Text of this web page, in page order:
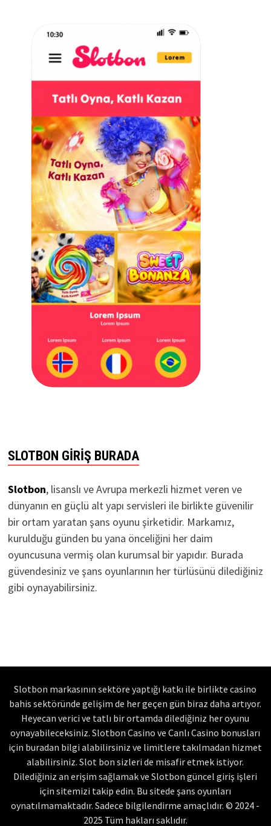
SLOTBON GIRIŞ BURADA
Slotbon, lisanslı ve Avrupa merkezli hizmet veren ve
dünyanın en güçlü alt yapı servisleri ile birlikte güvenilir
bir ortam yaratan şans oyunu şirketidir. Markamız,
kurulduğu günden bu yana önceliğini her daim
oyuncusuna vermiş olan kurumsal bir yapıdır. Burada
güvendesiniz ve şans oyunlarının her türlüsünü dilediğiniz
gibi oynayabilirsiniz.
Slotbon markasının sektöre yaptığı katkı ile birlikte casino
bahis sektöründe gelişim de her geçen gün biraz daha artıyor.
Heyecan verici ve tatlı bir ortamda dilediğiniz her oyunu
oynayabileceksiniz. Slotbon Casino ve Canlı Casino bonusları
için buradan bilgi alabilirsiniz ve limitlere takılmadan hizmet
alabilirsiniz. Slot bon sizleri de misafir etmek istiyor.
Dilediğiniz an erişim sağlamak ve Slotbon güncel giriş işleri
için sitemizi takip edin. Bu sitede şans oyunları
oynatılmamaktadır. Sadece bilgilendirme amaçlıdır. © 2024 -
2025 Tüm hakları saklıdır.